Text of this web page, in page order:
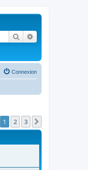
Rechercher
Connexion
1 2 3